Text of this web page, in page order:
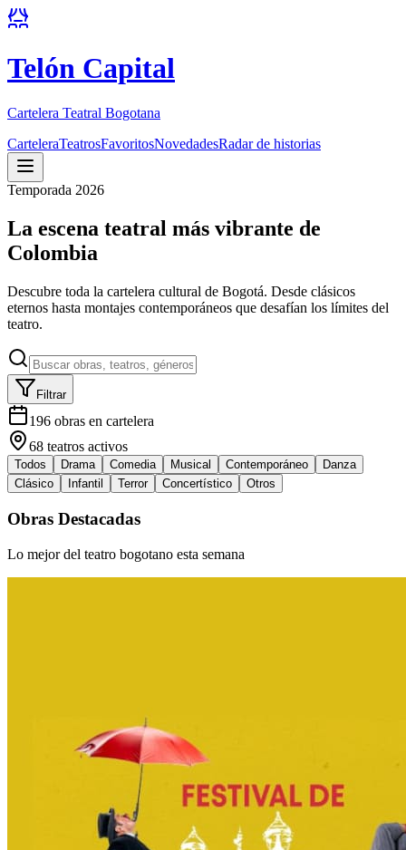
Telón Capital
Cartelera Teatral Bogotana
CarteleraTeatrosFavoritosNovedadesRadar de historias
Temporada 2026
La escena teatral más vibrante de
Colombia
Descubre toda la cartelera cultural de Bogotá. Desde clásicos
eternos hasta montajes contemporáneos que desafían los límites del
teatro.
Filtrar
196 obras en cartelera
68 teatros activos
Todos Drama Comedia Musical Contemporáneo
Danza
Clásico
Infantil Terror Concertístico Otros
Obras Destacadas
Lo mejor del teatro bogotano esta semana